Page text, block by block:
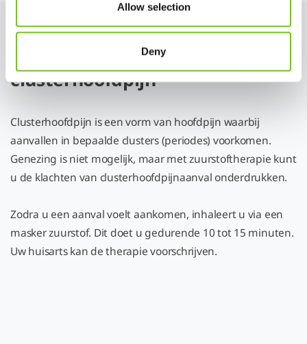
Allow selection
Deny
Leren leven met
clusterhoofdpijn
Clusterhoofdpijn is een vorm van hoofdpijn waarbij
aanvallen in bepaalde clusters (periodes) voorkomen.
Genezing is niet mogelijk, maar met zuurstoftherapie kunt
u de klachten van clusterhoofdpijnaanval onderdrukken.
Zodra u een aanval voelt aankomen, inhaleert u via een
masker zuurstof. Dit doet u gedurende 10 tot 15 minuten.
Uw huisarts kan de therapie voorschrijven.